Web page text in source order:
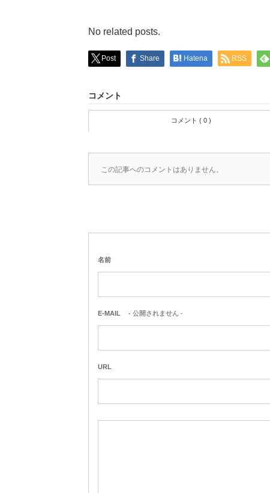
No related posts.
Post Share Hatena RSS
コメント
コメント ( 0 )
この記事へのコメントはありません。
名前
E-MAIL - 公開されません -
URL